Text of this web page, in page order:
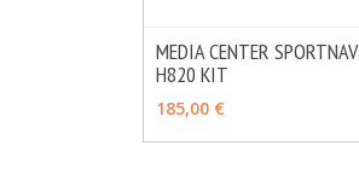
AÑADIR
MEDIA CENTER SPORTNAV
H820 KIT
185,00 €